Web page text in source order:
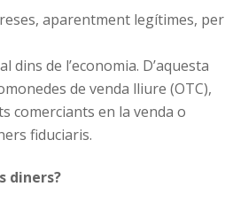
aparentment legítimes, per
de l’economia. D’aquesta
de venda lliure (OTC),
comerciants en la venda o
fiduciaris.
diners?